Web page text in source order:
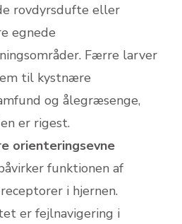
rovdyrsdufte eller
egnede
Færre larver
til kystnære
og ålegræsenge,
er rigest.
orienteringsevne
funktionen af
i hjernen.
er fejlnavigering i